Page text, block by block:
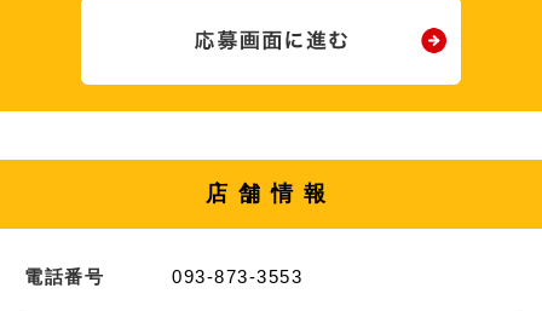
店舗情報
電話番号 093-873-3553